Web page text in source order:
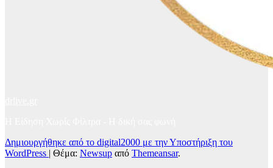
Δημιουργήθηκε από το digital2000 με την Υποστήριξη του
WordPress | Θέμα: Newsup από Themeansar.